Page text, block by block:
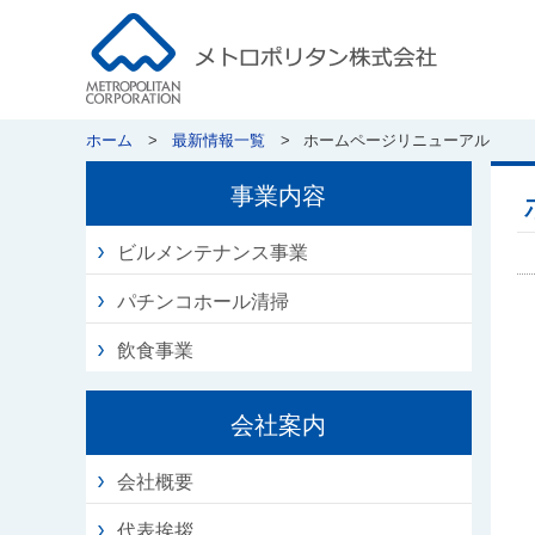
ホーム 最新情報一覧 ホームページリニューアル
事業内容
ビルメンテナンス事業
パチンコホール清掃
飲食事業
会社案内
会社概要